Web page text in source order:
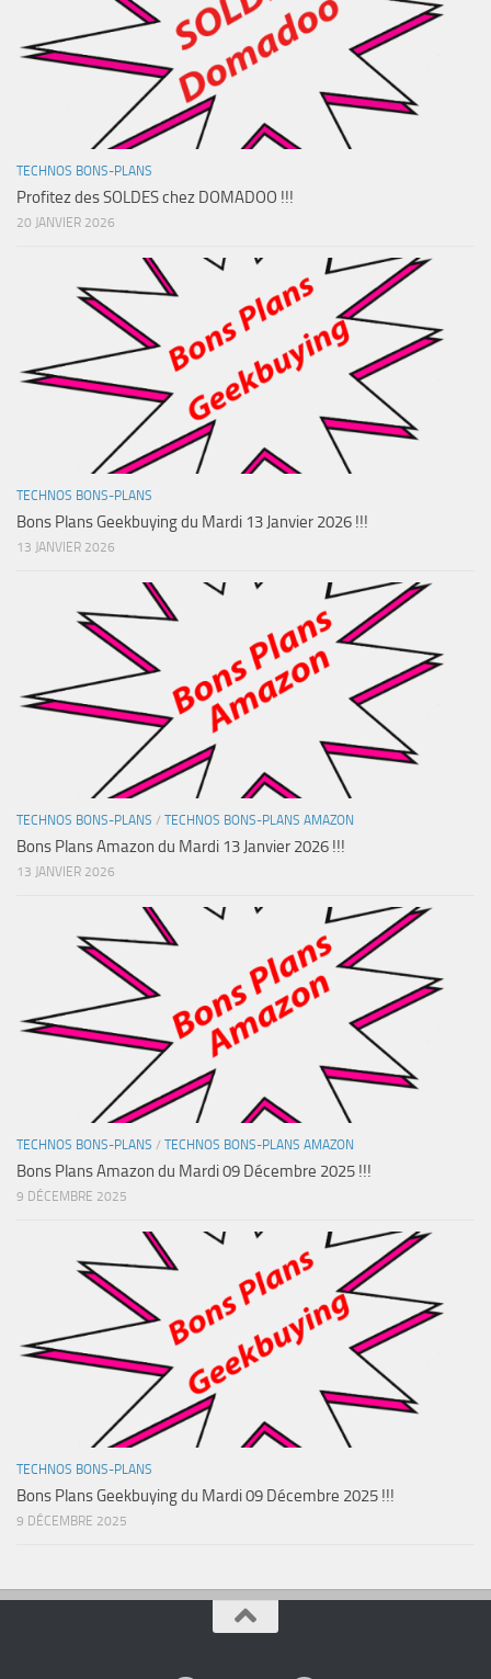
TECHNOS BONS-PLANS
Profitez des SOLDES chez DOMADOO !!!
20 JANVIER 2026
TECHNOS BONS-PLANS
Bons Plans Geekbuying du Mardi 13 Janvier 2026 !!!
13 JANVIER 2026
TECHNOS BONS-PLANS / TECHNOS BONS-PLANS AMAZON
Bons Plans Amazon du Mardi 13 Janvier 2026 !!!
13 JANVIER 2026
TECHNOS BONS-PLANS / TECHNOS BONS-PLANS AMAZON
Bons Plans Amazon du Mardi 09 Décembre 2025 !!!
9 DÉCEMBRE 2025
TECHNOS BONS-PLANS
Bons Plans Geekbuying du Mardi 09 Décembre 2025 !!!
9 DÉCEMBRE 2025